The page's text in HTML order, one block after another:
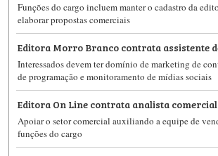
Funções do cargo incluem manter o cadastro da
elaborar propostas comerciais
Editora Morro Branco contrata assistente
Interessados devem ter domínio de marketing de
de programação e monitoramento de mídias sociais
Editora On Line contrata analista comercial
Apoiar o setor comercial auxiliando a equipe de
funções do cargo